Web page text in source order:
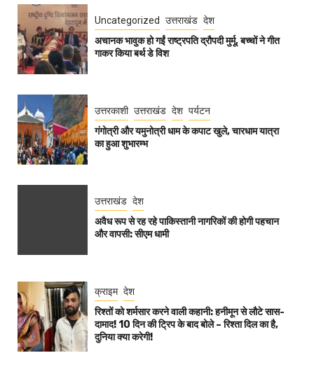
Uncategorized उत्तराखंड देश
अचानक भावुक हो गईं राष्ट्रपति द्रौपदी मुर्मू, बच्चों ने गीत
गाकर किया बर्थ डे विश
उत्तरकाशी उत्तराखंड देश पर्यटन
गंगोत्री और यमुनोत्री धाम के कपाट खुले, चारधाम यात्रा
का हुआ शुभारम्भ
उत्तराखंड देश
अवैध रूप से रह रहे पाकिस्तानी नागरिकों की होगी पहचान
और वापसी: सीएम धामी
क्राइम देश
रिश्तों को शर्मसार करने वाली कहानी: हनीमून से लौटे सास-
दामाद! 10 दिन की ट्रिप के बाद बोले – रिश्ता दिल का है,
दुनिया क्या करेगी!